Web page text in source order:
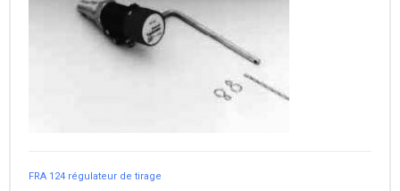
FRA 124 régulateur de tirage